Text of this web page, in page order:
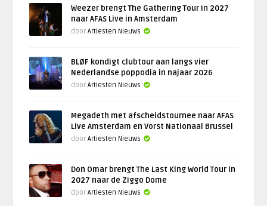
Weezer brengt The Gathering Tour in 2027
naar AFAS Live in Amsterdam
doorArtiesten Nieuws
BLØF kondigt clubtour aan langs vier
Nederlandse poppodia in najaar 2026
doorArtiesten Nieuws
Megadeth met afscheidstournee naar AFAS
Live Amsterdam en Vorst Nationaal Brussel
doorArtiesten Nieuws
Don Omar brengt The Last King World Tour in
2027 naar de Ziggo Dome
doorArtiesten Nieuws